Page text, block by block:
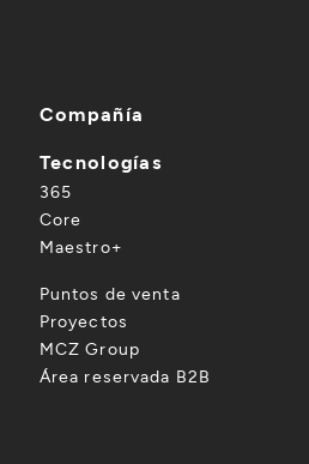
Compañía
Tecnologías
365
Core
Maestro+
Puntos de venta
Proyectos
MCZ Group
Área reservada B2B